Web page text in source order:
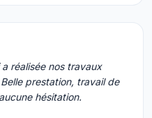
réalisée nos travaux
prestation, travail de
hésitation.